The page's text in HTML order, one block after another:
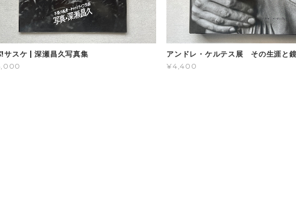
!サスケ | 深瀬昌久写真集
アンドレ・ケルテス展 その生涯と
¥4,400